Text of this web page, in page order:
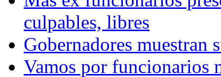
culpables, libres
Gobernadores muestran
Vamos por funcionarios